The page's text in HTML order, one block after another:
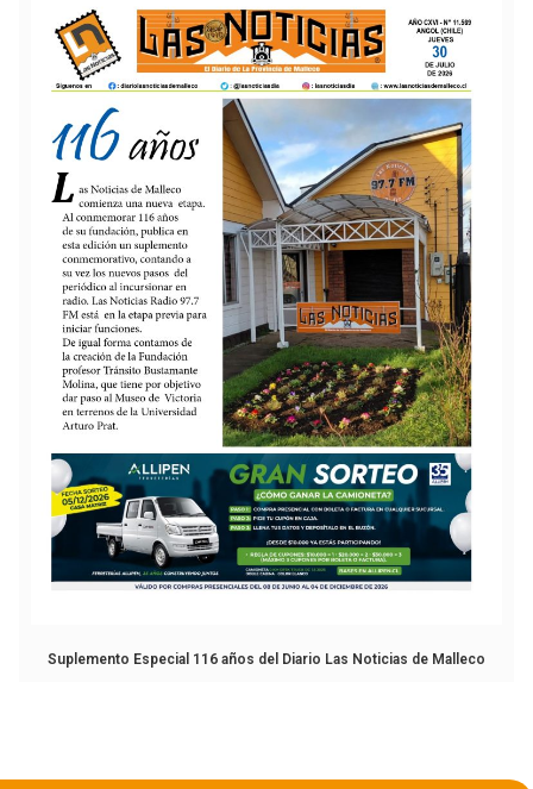
Suplemento Especial 116 años del Diario Las Noticias de Malleco